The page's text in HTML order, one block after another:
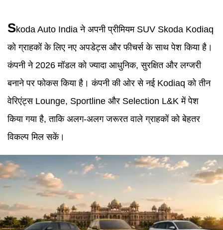
Skoda Auto India ने अपनी प्रीमियम SUV Skoda Kodiaq
को ग्राहकों के लिए नए अपडेट्स और फीचर्स के साथ पेश किया है।
कंपनी ने 2026 मॉडल को ज्यादा आधुनिक, सुरक्षित और लग्जरी
बनाने पर फोकस किया है। कंपनी की ओर से नई Kodiaq को तीन
वेरिएंट्स Lounge, Sportline और Selection L&K में पेश
किया गया है, ताकि अलग-अलग जरूरत वाले ग्राहकों को बेहतर
विकल्प मिल सकें।